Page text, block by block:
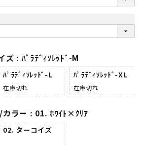
ズ ﾊﾟﾗﾃﾞｨｿﾚｯﾄﾞ-M
ﾊﾟﾗﾃﾞｨｿﾚｯﾄﾞ-L
在庫切れ
ﾊﾟﾗﾃﾞｨｿﾚｯﾄﾞ-XL
在庫切れ
ラー 01. ﾎﾜｲﾄ×ｸﾘｱ
02. ターコイズ